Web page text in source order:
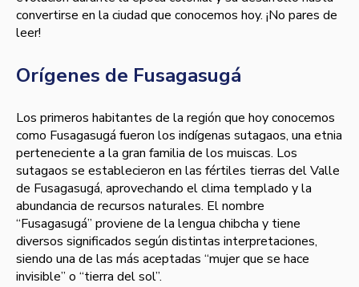
convertirse en la ciudad que conocemos hoy. ¡No pares de
leer!
Orígenes de Fusagasugá
Los primeros habitantes de la región que hoy conocemos
como Fusagasugá fueron los indígenas sutagaos, una etnia
perteneciente a la gran familia de los muiscas. Los
sutagaos se establecieron en las fértiles tierras del Valle
de Fusagasugá, aprovechando el clima templado y la
abundancia de recursos naturales. El nombre
“Fusagasugá” proviene de la lengua chibcha y tiene
diversos significados según distintas interpretaciones,
siendo una de las más aceptadas “mujer que se hace
invisible” o “tierra del sol”.